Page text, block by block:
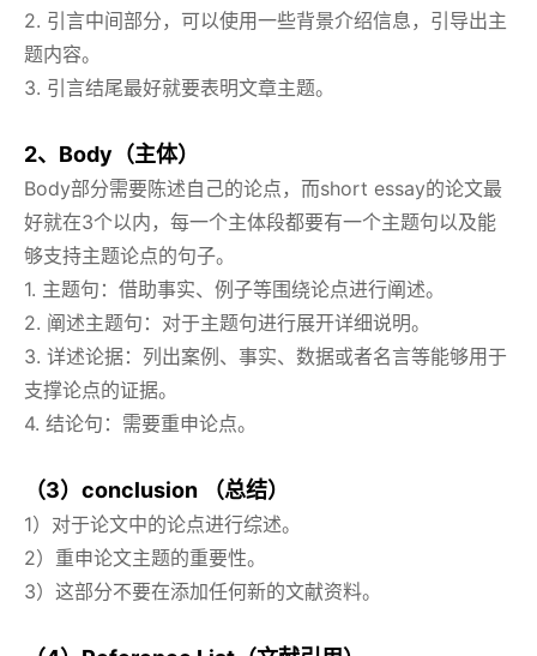
2. 引言中间部分，可以使用一些背景介绍信息，引导出主
题内容。
3. 引言结尾最好就要表明文章主题。
2、Body（主体）
Body部分需要陈述自己的论点，而short essay的论文最
好就在3个以内，每一个主体段都要有一个主题句以及能
够支持主题论点的句子。
1. 主题句：借助事实、例子等围绕论点进行阐述。
2. 阐述主题句：对于主题句进行展开详细说明。
3. 详述论据：列出案例、事实、数据或者名言等能够用于
支撑论点的证据。
4. 结论句：需要重申论点。
（3）conclusion （总结）
1）对于论文中的论点进行综述。
2）重申论文主题的重要性。
3）这部分不要在添加任何新的文献资料。